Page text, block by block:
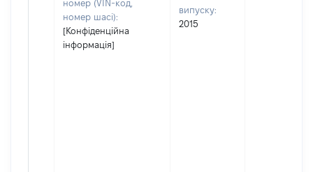
номер (VIN-код,
номер шасі):
[Конфіденційна
інформація]
випуску:
2015